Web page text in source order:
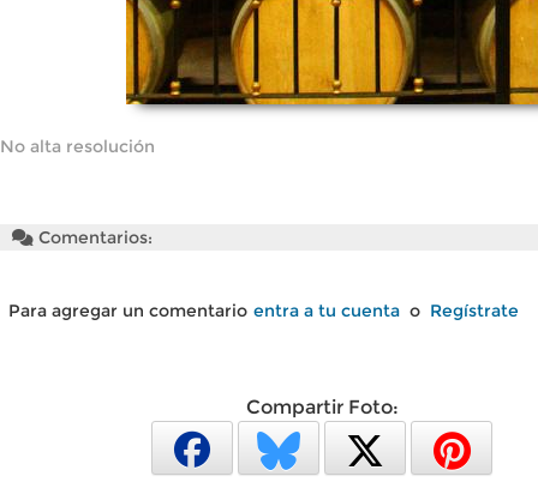
No alta resolución
Comentarios:
Para agregar un comentario entra a tu cuenta o Regístrate
Compartir Foto: